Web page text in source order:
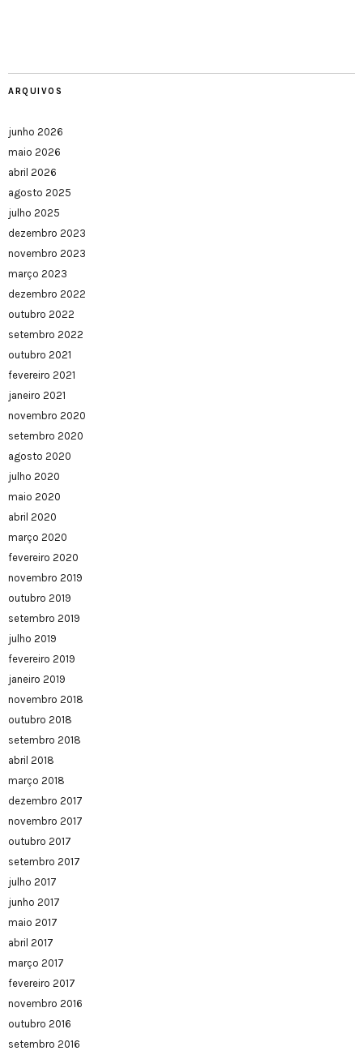
ARQUIVOS
junho 2026
maio 2026
abril 2026
agosto 2025
julho 2025
dezembro 2023
novembro 2023
março 2023
dezembro 2022
outubro 2022
setembro 2022
outubro 2021
fevereiro 2021
janeiro 2021
novembro 2020
setembro 2020
agosto 2020
julho 2020
maio 2020
abril 2020
março 2020
fevereiro 2020
novembro 2019
outubro 2019
setembro 2019
julho 2019
fevereiro 2019
janeiro 2019
novembro 2018
outubro 2018
setembro 2018
abril 2018
março 2018
dezembro 2017
novembro 2017
outubro 2017
setembro 2017
julho 2017
junho 2017
maio 2017
abril 2017
março 2017
fevereiro 2017
novembro 2016
outubro 2016
setembro 2016